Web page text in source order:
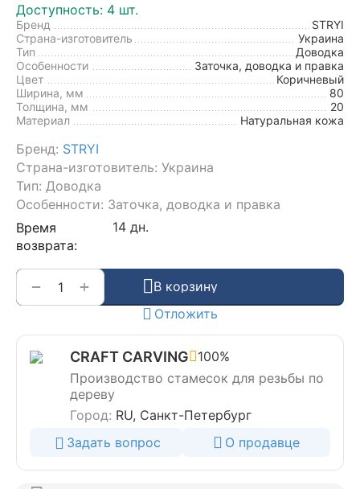
Доступность: 4 шт.
Бренд
STRYI
Страна-изготовитель
Украина
Тип
Доводка
Особенности
Заточка, доводка и правка
Цвет
Коричневый
Ширина, мм
80
Толщина, мм
20
Материал
Натуральная кожа
Бренд: STRYI
Страна-изготовитель: Украина
Тип: Доводка
Особенности: Заточка, доводка и правка
Время
возврата:
14 дн.
+
−
В корзину
Отложить
CRAFT CARVING
100%
Производство стамесок для резьбы по
дереву
Город: RU, Санкт-Петербург
Задать вопрос
О продавце